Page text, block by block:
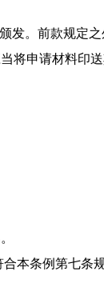
发。 前款规定
将申请材料印
本条例第七条